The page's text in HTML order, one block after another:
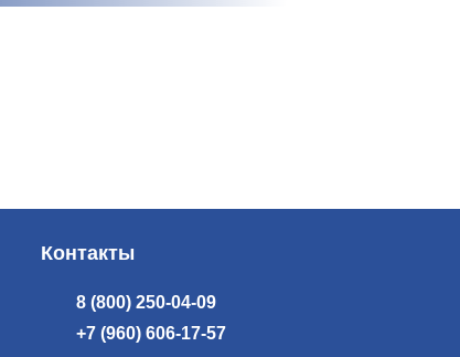
Контакты
8 (800) 250-04-09
+7 (960) 606-17-57